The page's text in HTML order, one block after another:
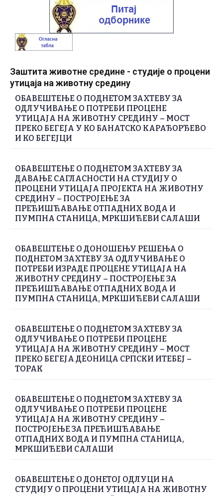
Заштита животне средине - студије о процени
утицаја на животну средину
ОБАВЕШТЕЊЕ О ПОДНЕТОМ ЗАХТЕВУ ЗА
ОДЛУЧИВАЊЕ О ПОТРЕБИ ПРОЦЕНЕ
УТИЦАЈА НА ЖИВОТНУ СРЕДИНУ – МОСТ
ПРЕКО БЕГЕЈА У КО БАНАТСКО КАРАЂОРЂЕВО
И КО БЕГЕЈЦИ
ОБАВЕШТЕЊЕ О ПОДНЕТОМ ЗАХТЕВУ ЗА
ДАВАЊЕ САГЛАСНОСТИ НА СТУДИЈУ О
ПРОЦЕНИ УТИЦАЈА ПРОЈЕКТА НА ЖИВОТНУ
СРЕДИНУ – ПОСТРОЈЕЊЕ ЗА
ПРЕЋИШЋАВАЊЕ ОТПАДНИХ ВОДА И
ПУМПНА СТАНИЦА, МРКШИЋЕВИ САЛАШИ
ОБАВЕШТЕЊЕ О ДОНОШЕЊУ РЕШЕЊА О
ПОДНЕТОМ ЗАХТЕВУ ЗА ОДЛУЧИВАЊЕ О
ПОТРЕБИ ИЗРАДЕ ПРОЦЕНЕ УТИЦАЈА НА
ЖИВОТНУ СРЕДИНУ – ПОСТРОЈЕЊЕ ЗА
ПРЕЋИШЋАВАЊЕ ОТПАДНИХ ВОДА И
ПУМПНА СТАНИЦА, МРКШИЋЕВИ САЛАШИ
ОБАВЕШТЕЊЕ О ПОДНЕТОМ ЗАХТЕВУ ЗА
ОДЛУЧИВАЊЕ О ПОТРЕБИ ПРОЦЕНЕ
УТИЦАЈА НА ЖИВОТНУ СРЕДИНУ – МОСТ
ПРЕКО БЕГЕЈА ДЕОНИЦА СРПСКИ ИТЕБЕЈ –
ТОРАК
ОБАВЕШТЕЊЕ О ПОДНЕТОМ ЗАХТЕВУ ЗА
ОДЛУЧИВАЊЕ О ПОТРЕБИ ПРОЦЕНЕ
УТИЦАЈА НА ЖИВОТНУ СРЕДИНУ –
ПОСТРОЈЕЊЕ ЗА ПРЕЋИШЋАВАЊЕ
ОТПАДНИХ ВОДА И ПУМПНА СТАНИЦА,
МРКШИЋЕВИ САЛАШИ
ОБАВЕШТЕЊЕ О ДОНЕТОЈ ОДЛУЦИ НА
СТУДИЈУ О ПРОЦЕНИ УТИЦАЈА НА ЖИВОТНУ